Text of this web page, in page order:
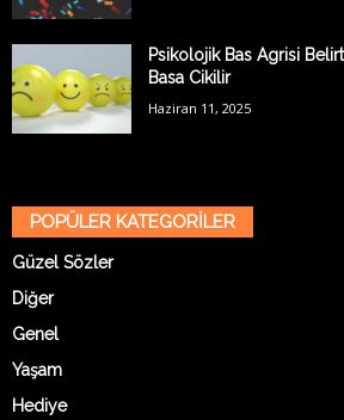
Psikolojik Bas Agrisi
Basa Cikilir
Haziran 11, 2025
POPÜLER KATEGORİLER
Güzel Sözler
Diğer
Genel
Yaşam
Hediye